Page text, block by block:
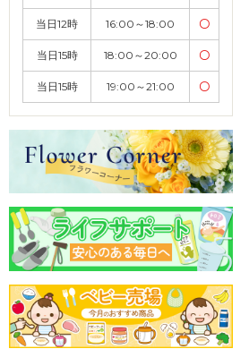
当日12時 16:00～18:00 〇
当日15時 18:00～20:00 〇
当日15時 19:00～21:00 〇